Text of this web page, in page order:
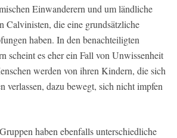
Einwanderern und um ländliche
Calvinisten, die eine grundsätzliche
haben. In den benachteiligten
scheint es eher ein Fall von Unwissenheit
werden von ihren Kindern, die sich
verlassen, dazu bewegt, sich nicht impfen
haben ebenfalls unterschiedliche